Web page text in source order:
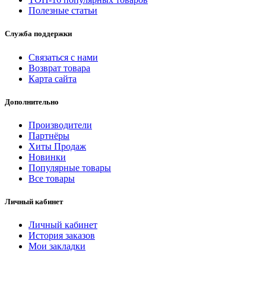
Полезные статьи
Служба поддержки
Связаться с нами
Возврат товара
Карта сайта
Дополнительно
Производители
Партнёры
Хиты Продаж
Новинки
Популярные товары
Все товары
Личный кабинет
Личный кабинет
История заказов
Мои закладки